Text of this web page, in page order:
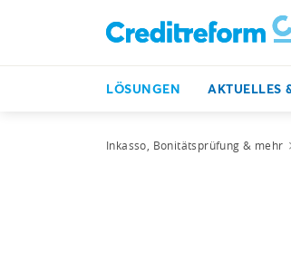
LÖSUNGEN AKTUELLES
Inkasso, Bonitätsprüfung & mehr